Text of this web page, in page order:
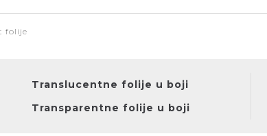
folije
Translucentne folije u boji
Transparentne folije u boji